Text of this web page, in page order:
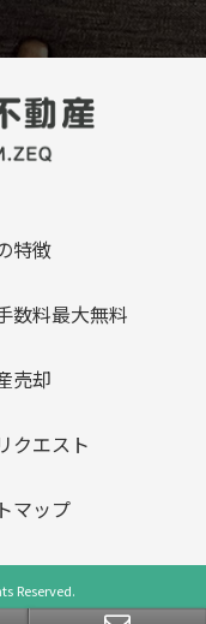
特徴
数料最大無料
売却
クエスト
マップ
Reserved.
ィス